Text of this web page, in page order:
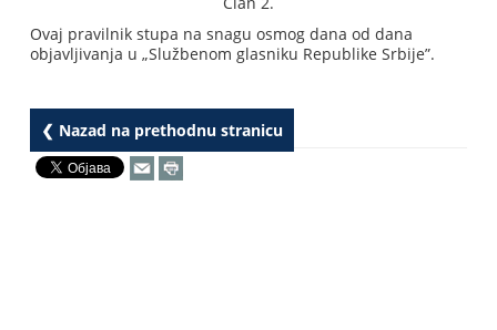
Ovaj pravilnik stupa na snagu osmog dana od dana
objavljivanja u „Službenom glasniku Republike Srbije”.
❮ Nazad na prethodnu stranicu